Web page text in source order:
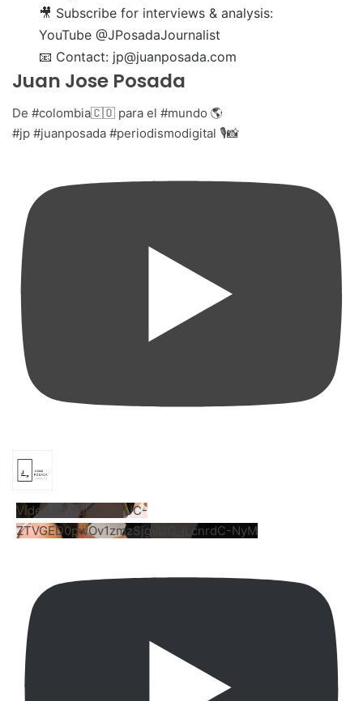
🎥 Subscribe for interviews & analysis:
YouTube @JPosadaJournalist
📧 Contact: jp@juanposada.com
Juan Jose Posada
De #colombia🇨🇴 para el #mundo 🌎
#jp #juanposada #periodismodigital 🎙📸
Vídeo de YouTube UC-
ZTVGED0pwOv1zmzSjgvUQ_jLcnrdC-NyM